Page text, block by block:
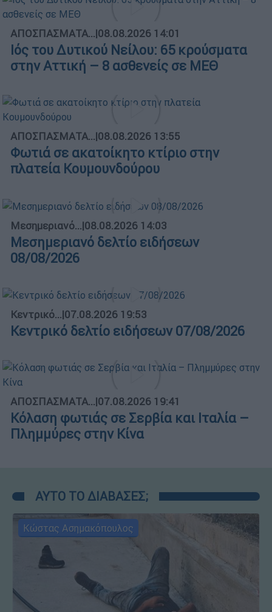
ΑΠΟΣΠΑΣΜΑΤΑ...|08.08.2026 14:01
Ιός του Δυτικού Νείλου: 65 κρούσματα
στην Αττική – 8 ασθενείς σε ΜΕΘ
ΑΠΟΣΠΑΣΜΑΤΑ...|08.08.2026 13:55
Φωτιά σε ακατοίκητο κτίριο στην
πλατεία Κουμουνδούρου
Μεσημεριανό...|08.08.2026 14:03
Μεσημεριανό δελτίο ειδήσεων
08/08/2026
Κεντρικό...|07.08.2026 19:53
Κεντρικό δελτίο ειδήσεων 07/08/2026
ΑΠΟΣΠΑΣΜΑΤΑ...|07.08.2026 19:41
Κόλαση φωτιάς σε Σερβία και Ιταλία –
Πλημμύρες στην Κίνα
ΑΥΤΟ ΤΟ ΔΙΑΒΑΣΕΣ;
Κώστας Ασημακόπουλος